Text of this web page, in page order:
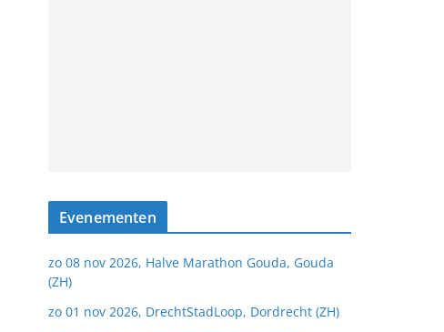
Evenementen
zo 08 nov 2026, Halve Marathon Gouda, Gouda
(ZH)
zo 01 nov 2026, DrechtStadLoop, Dordrecht (ZH)